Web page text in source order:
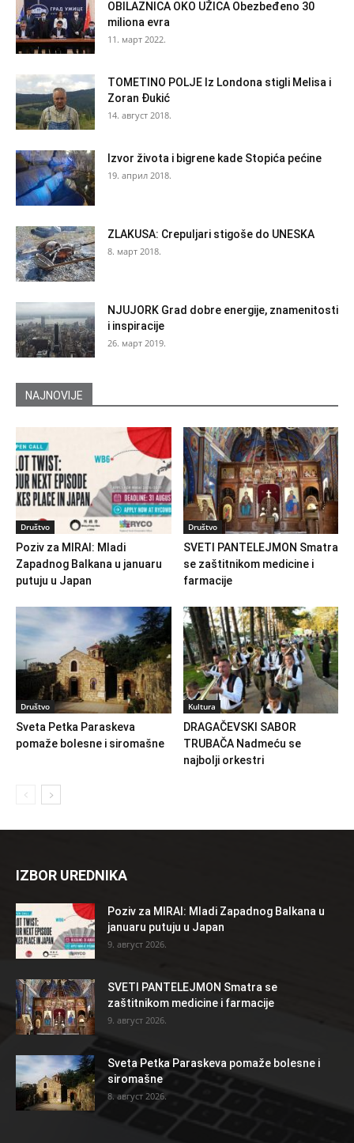
OBILAZNICA OKO UŽICA Obezbeđeno 30
miliona evra
11. март 2022.
TOMETINO POLJE Iz Londona stigli Melisa i
Zoran Đukić
14. август 2018.
Izvor života i bigrene kade Stopića pećine
19. април 2018.
ZLAKUSA: Crepuljari stigoše do UNESKA
8. март 2018.
NJUJORK Grad dobre energije, znamenitosti
i inspiracije
26. март 2019.
NAJNOVIJE
Društvo
Poziv za MIRAI: Mladi
Zapadnog Balkana u januaru
putuju u Japan
Društvo
SVETI PANTELEJMON Smatra
se zaštitnikom medicine i
farmacije
Društvo
Sveta Petka Paraskeva
pomaže bolesne i siromašne
Kultura
DRAGAČEVSKI SABOR
TRUBAČA Nadmeću se
najbolji orkestri
IZBOR UREDNIKA
Poziv za MIRAI: Mladi Zapadnog Balkana u
januaru putuju u Japan
9. август 2026.
SVETI PANTELEJMON Smatra se
zaštitnikom medicine i farmacije
9. август 2026.
Sveta Petka Paraskeva pomaže bolesne i
siromašne
8. август 2026.